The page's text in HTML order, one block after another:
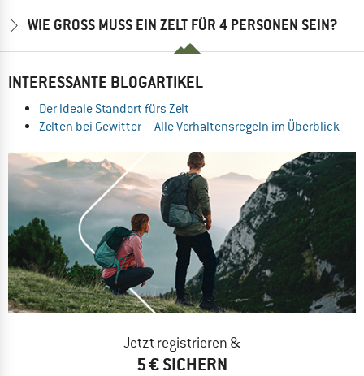
WIE GROSS MUSS EIN ZELT FÜR 4 PERSONEN SEIN?
INTERESSANTE BLOGARTIKEL
Der ideale Standort fürs Zelt
Zelten bei Gewitter – Alle Verhaltensregeln im Überblick
Jetzt registrieren &
5 € SICHERN